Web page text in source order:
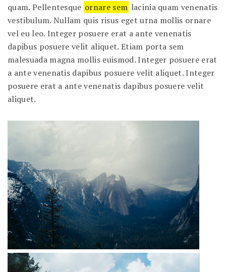
quam. Pellentesque ornare sem lacinia quam venenatis
vestibulum. Nullam quis risus eget urna mollis ornare
vel eu leo. Integer posuere erat a ante venenatis
dapibus posuere velit aliquet. Etiam porta sem
malesuada magna mollis euismod. Integer posuere erat
a ante venenatis dapibus posuere velit aliquet. Integer
posuere erat a ante venenatis dapibus posuere velit
aliquet.